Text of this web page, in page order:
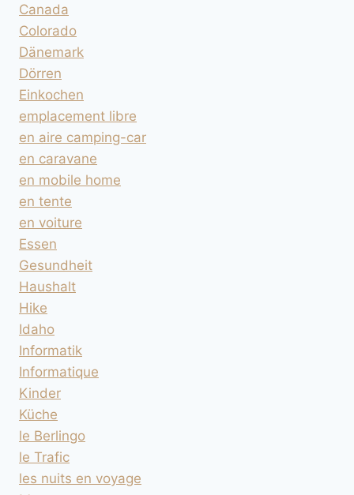
Canada
Colorado
Dänemark
Dörren
Einkochen
emplacement libre
en aire camping-car
en caravane
en mobile home
en tente
en voiture
Essen
Gesundheit
Haushalt
Hike
Idaho
Informatik
Informatique
Kinder
Küche
le Berlingo
le Trafic
les nuits en voyage